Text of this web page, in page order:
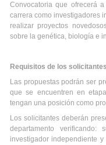
Convocatoria que ofrecerá
carrera como investigadores
realizar proyectos
sobre la genética, biología e
Requisitos de los
Las propuestas podrán ser
que se encuentren en
tengan una posición como
Los solicitantes deberán
departamento
investigador independiente